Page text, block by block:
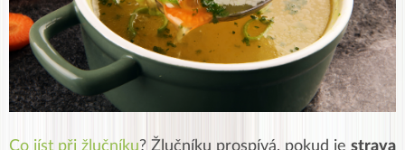
Co jíst při žlučníku? Žlučníku prospívá, pokud je strava